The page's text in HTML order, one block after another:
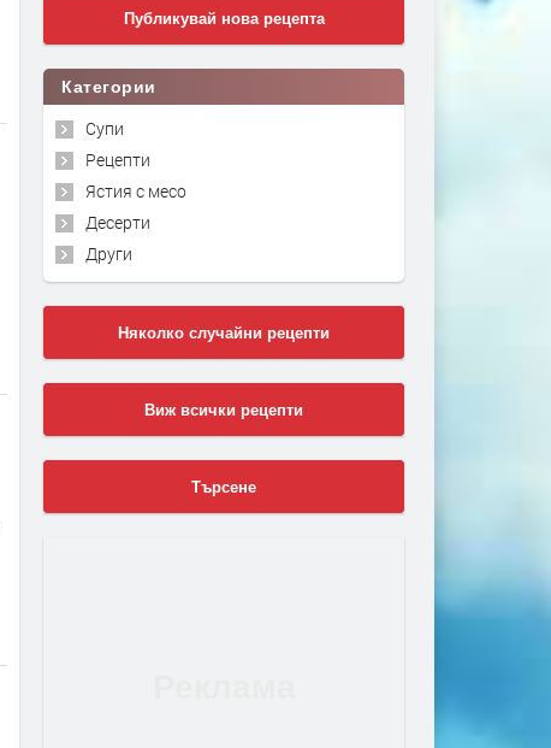
Публикувай нова рецепта
Категории
Супи
Рецепти
Ястия с месо
Десерти
Други
Няколко случайни рецепти
Виж всички рецепти
Търсене